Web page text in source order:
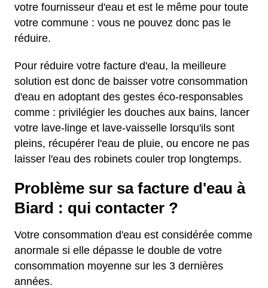
votre fournisseur d'eau et est le même pour toute
votre commune : vous ne pouvez donc pas le
réduire.
Pour réduire votre facture d'eau, la meilleure
solution est donc de baisser votre consommation
d'eau en adoptant des gestes éco-responsables
comme : privilégier les douches aux bains, lancer
votre lave-linge et lave-vaisselle lorsqu'ils sont
pleins, récupérer l'eau de pluie, ou encore ne pas
laisser l'eau des robinets couler trop longtemps.
Problème sur sa facture d'eau à
Biard : qui contacter ?
Votre consommation d'eau est considérée comme
anormale si elle dépasse le double de votre
consommation moyenne sur les 3 dernières
années.